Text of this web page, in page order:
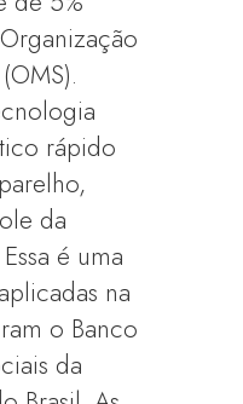
rápido
da
é uma
na
o Banco
da